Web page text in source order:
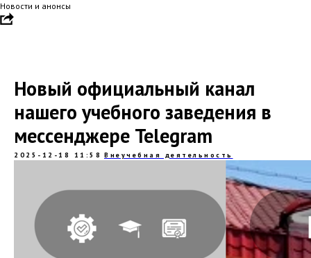
Новости и анонсы
Новый официальный канал
нашего учебного заведения в
мессенджере Telegram
2025-12-18 11:58 Внеучебная деятельность